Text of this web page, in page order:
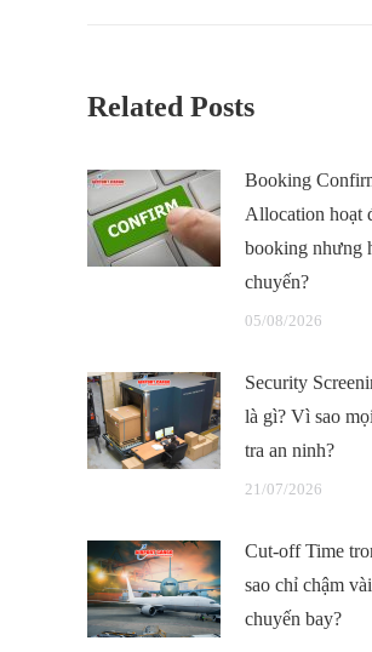
Related Posts
Booking
Allocation hoạt
booking nhưng
chuyến?
05/08/2026
Security
là gì? Vì sao
tra an ninh?
21/07/2026
Cut-off Time
sao chỉ chậm
chuyến bay?